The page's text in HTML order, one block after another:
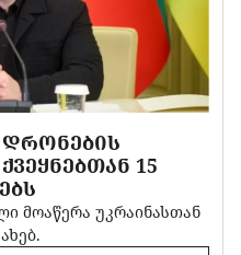
ᲓᲠᲝᲜᲔᲑᲘᲡ
15
მოაწერა უკრაინასთან